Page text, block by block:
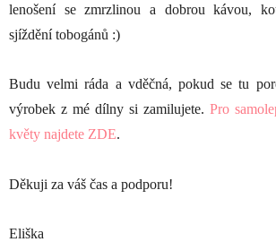
lenošení se zmrzlinou a dobrou kávou,
sjíždění tobogánů :)
Budu velmi ráda a vděčná, pokud se tu
výrobek z mé dílny si zamilujete. Pro
květy najdete ZDE.
Děkuji za váš čas a podporu!
Eliška